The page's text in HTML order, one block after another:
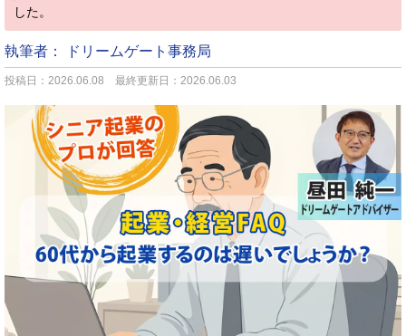
した。
執筆者： ドリームゲート事務局
投稿日：2026.06.08 最終更新日：2026.06.03